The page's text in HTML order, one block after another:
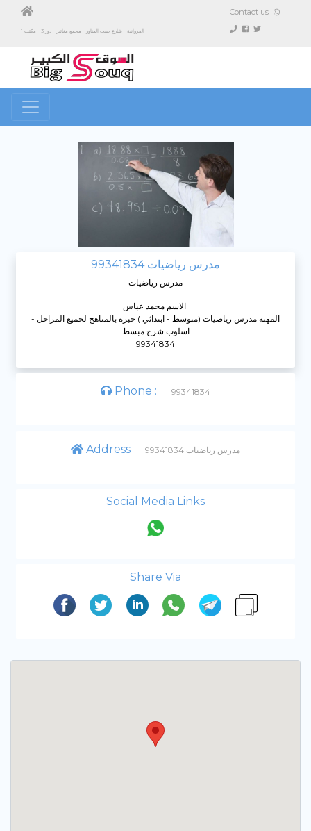
الفروانية - شارع حبيب المناور - مجمع مغاتير - دور 3 - مكتب 1
Contact us
مدرس رياضيات 99341834
مدرس رياضيات
المهنه مدرس رياضيات (متوسط - ابتدائي ) خبرة بالمناهج لجميع المراحل -
اسلوب شرح مبسط
99341834
Phone : 99341834
Address مدرس رياضيات 99341834
Social Media Links
Share Via